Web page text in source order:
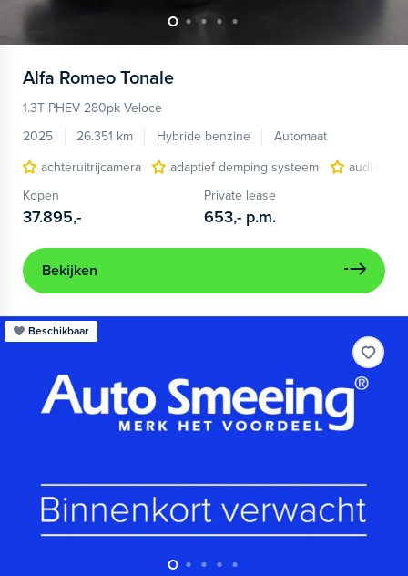
Alfa Romeo Tonale
1.3T PHEV 280pk Veloce
2025
26.351 km Hybride benzine
Automaat
achteruitrijcamera
adaptief demping systeem
audio
Kopen
37.895,-
Private lease
653,- p.m.
Bekijken
Beschikbaar